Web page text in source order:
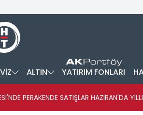
ALTIN YATIRIM FONLARI
PERAKENDE SATIŞLAR HAZİRAN'DA